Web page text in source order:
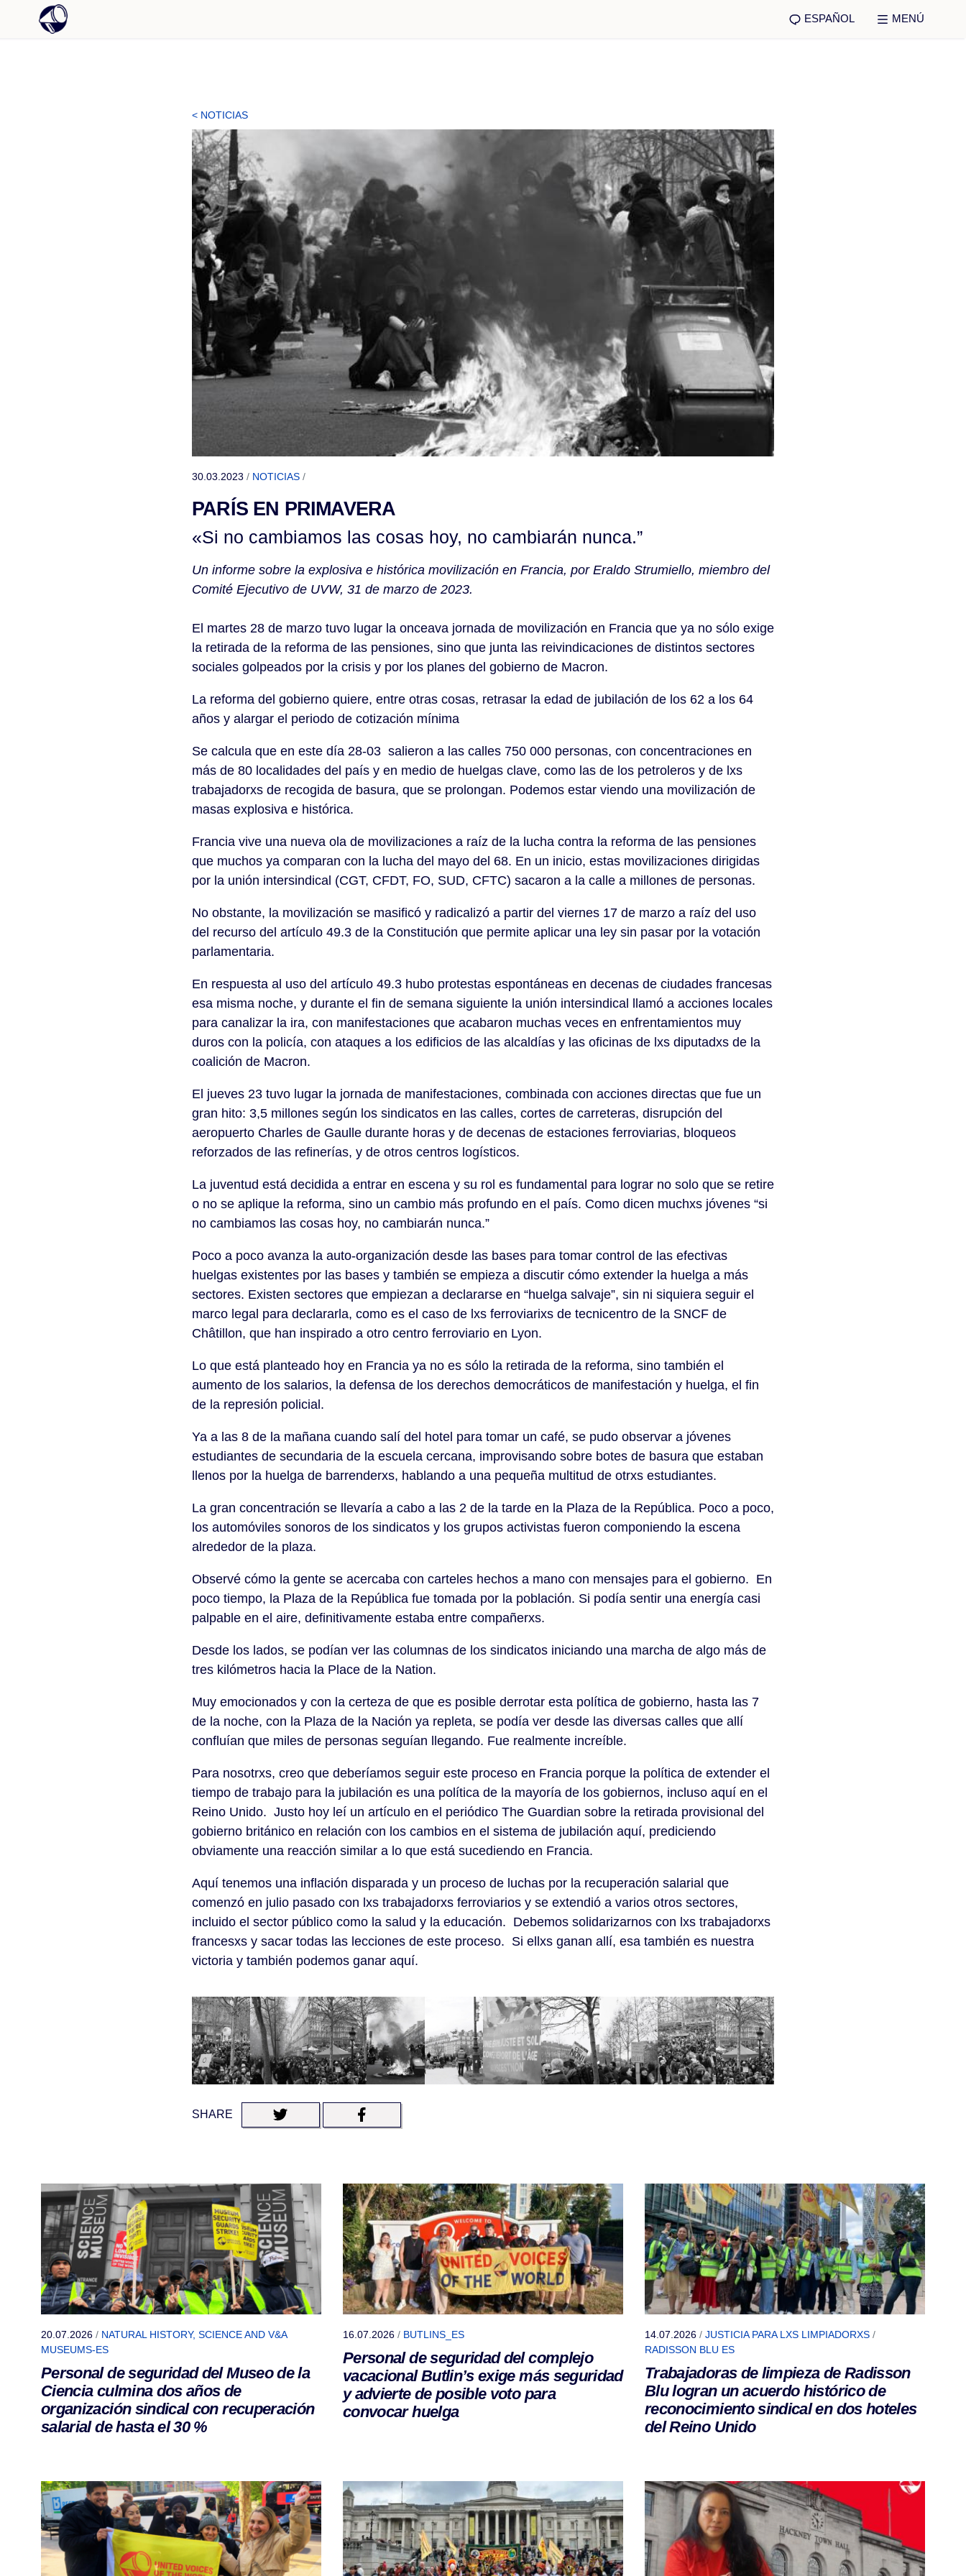
ESPAÑOL MENÚ
< NOTICIAS
30.03.2023 / NOTICIAS /
PARÍS EN PRIMAVERA
«Si no cambiamos las cosas hoy, no cambiarán nunca.”
Un informe sobre la explosiva e histórica movilización en Francia, por Eraldo Strumiello, miembro del
Comité Ejecutivo de UVW, 31 de marzo de 2023.
El martes 28 de marzo tuvo lugar la onceava jornada de movilización en Francia que ya no sólo exige
la retirada de la reforma de las pensiones, sino que junta las reivindicaciones de distintos sectores
sociales golpeados por la crisis y por los planes del gobierno de Macron.
La reforma del gobierno quiere, entre otras cosas, retrasar la edad de jubilación de los 62 a los 64
años y alargar el periodo de cotización mínima
Se calcula que en este día 28-03 salieron a las calles 750 000 personas, con concentraciones en
más de 80 localidades del país y en medio de huelgas clave, como las de los petroleros y de lxs
trabajadorxs de recogida de basura, que se prolongan. Podemos estar viendo una movilización de
masas explosiva e histórica.
Francia vive una nueva ola de movilizaciones a raíz de la lucha contra la reforma de las pensiones
que muchos ya comparan con la lucha del mayo del 68. En un inicio, estas movilizaciones dirigidas
por la unión intersindical (CGT, CFDT, FO, SUD, CFTC) sacaron a la calle a millones de personas.
No obstante, la movilización se masificó y radicalizó a partir del viernes 17 de marzo a raíz del uso
del recurso del artículo 49.3 de la Constitución que permite aplicar una ley sin pasar por la votación
parlamentaria.
En respuesta al uso del artículo 49.3 hubo protestas espontáneas en decenas de ciudades francesas
esa misma noche, y durante el fin de semana siguiente la unión intersindical llamó a acciones locales
para canalizar la ira, con manifestaciones que acabaron muchas veces en enfrentamientos muy
duros con la policía, con ataques a los edificios de las alcaldías y las oficinas de lxs diputadxs de la
coalición de Macron.
El jueves 23 tuvo lugar la jornada de manifestaciones, combinada con acciones directas que fue un
gran hito: 3,5 millones según los sindicatos en las calles, cortes de carreteras, disrupción del
aeropuerto Charles de Gaulle durante horas y de decenas de estaciones ferroviarias, bloqueos
reforzados de las refinerías, y de otros centros logísticos.
La juventud está decidida a entrar en escena y su rol es fundamental para lograr no solo que se retire
o no se aplique la reforma, sino un cambio más profundo en el país. Como dicen muchxs jóvenes “si
no cambiamos las cosas hoy, no cambiarán nunca.”
Poco a poco avanza la auto-organización desde las bases para tomar control de las efectivas
huelgas existentes por las bases y también se empieza a discutir cómo extender la huelga a más
sectores. Existen sectores que empiezan a declararse en “huelga salvaje”, sin ni siquiera seguir el
marco legal para declararla, como es el caso de lxs ferroviarixs de tecnicentro de la SNCF de
Châtillon, que han inspirado a otro centro ferroviario en Lyon.
Lo que está planteado hoy en Francia ya no es sólo la retirada de la reforma, sino también el
aumento de los salarios, la defensa de los derechos democráticos de manifestación y huelga, el fin
de la represión policial.
Ya a las 8 de la mañana cuando salí del hotel para tomar un café, se pudo observar a jóvenes
estudiantes de secundaria de la escuela cercana, improvisando sobre botes de basura que estaban
llenos por la huelga de barrenderxs, hablando a una pequeña multitud de otrxs estudiantes.
La gran concentración se llevaría a cabo a las 2 de la tarde en la Plaza de la República. Poco a poco,
los automóviles sonoros de los sindicatos y los grupos activistas fueron componiendo la escena
alrededor de la plaza.
Observé cómo la gente se acercaba con carteles hechos a mano con mensajes para el gobierno. En
poco tiempo, la Plaza de la República fue tomada por la población. Si podía sentir una energía casi
palpable en el aire, definitivamente estaba entre compañerxs.
Desde los lados, se podían ver las columnas de los sindicatos iniciando una marcha de algo más de
tres kilómetros hacia la Place de la Nation.
Muy emocionados y con la certeza de que es posible derrotar esta política de gobierno, hasta las 7
de la noche, con la Plaza de la Nación ya repleta, se podía ver desde las diversas calles que allí
confluían que miles de personas seguían llegando. Fue realmente increíble.
Para nosotrxs, creo que deberíamos seguir este proceso en Francia porque la política de extender el
tiempo de trabajo para la jubilación es una política de la mayoría de los gobiernos, incluso aquí en el
Reino Unido. Justo hoy leí un artículo en el periódico The Guardian sobre la retirada provisional del
gobierno británico en relación con los cambios en el sistema de jubilación aquí, prediciendo
obviamente una reacción similar a lo que está sucediendo en Francia.
Aquí tenemos una inflación disparada y un proceso de luchas por la recuperación salarial que
comenzó en julio pasado con lxs trabajadorxs ferroviarios y se extendió a varios otros sectores,
incluido el sector público como la salud y la educación. Debemos solidarizarnos con lxs trabajadorxs
francesxs y sacar todas las lecciones de este proceso. Si ellxs ganan allí, esa también es nuestra
victoria y también podemos ganar aquí.
SHARE
20.07.2026 / NATURAL HISTORY, SCIENCE AND V&A
MUSEUMS-ES
Personal de seguridad del Museo de la
Ciencia culmina dos años de
organización sindical con recuperación
salarial de hasta el 30 %
16.07.2026 / BUTLINS_ES
Personal de seguridad del complejo
vacacional Butlin’s exige más seguridad
y advierte de posible voto para
convocar huelga
14.07.2026 / JUSTICIA PARA LXS LIMPIADORXS /
RADISSON BLU ES
Trabajadoras de limpieza de Radisson
Blu logran un acuerdo histórico de
reconocimiento sindical en dos hoteles
del Reino Unido